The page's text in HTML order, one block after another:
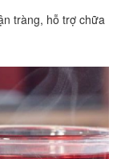
tràng, hỗ trợ chữa